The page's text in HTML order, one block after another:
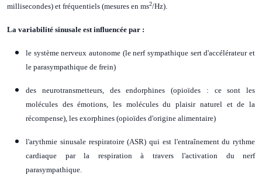
millisecondes) et fréquentiels (mesures en ms2/Hz).
La variabilité sinusale est influencée par :
le système nerveux autonome (le nerf sympathique sert d'accélérateur et
le parasympathique de frein)
des neurotransmetteurs, des endorphines (opioïdes : ce sont les
molécules des émotions, les molécules du plaisir naturel et de la
récompense), les exorphines (opioïdes d'origine alimentaire)
l'arythmie sinusale respiratoire (ASR) qui est l'entraînement du rythme
cardiaque par la respiration à travers l'activation du nerf
parasympathique.